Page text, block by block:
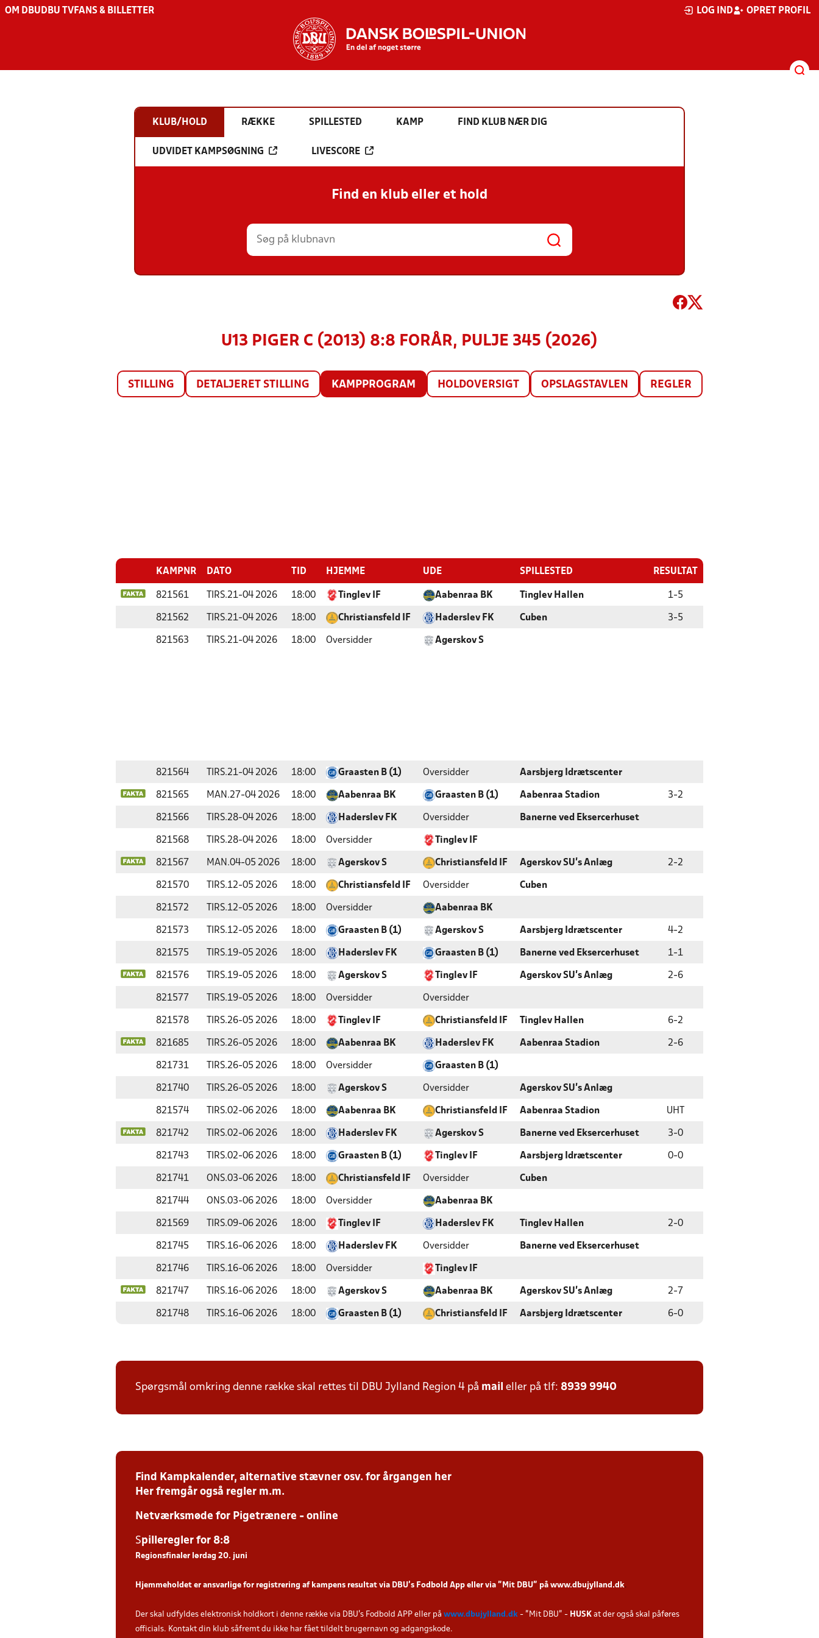
OM DBU DBU TV FANS & BILLETTER LOG IND OPRET PROFIL
KLUB/HOLD RÆKKE SPILLESTED KAMP FIND KLUB NÆR DIG
UDVIDET KAMPSØGNING LIVESCORE
Find en klub eller et hold
U13 PIGER C (2013) 8:8 FORÅR, PULJE 345 (2026)
STILLING DETALJERET STILLING KAMPPROGRAM HOLDOVERSIGT OPSLAGSTAVLEN REGLER
KAMPNR DATO TID HJEMME UDE SPILLESTED RESULTAT
821561 TIRS.21-04 2026 18:00 Tinglev IF Aabenraa BK Tinglev Hallen 1-5
821562 TIRS.21-04 2026 18:00 Christiansfeld IF Haderslev FK Cuben 3-5
821563 TIRS.21-04 2026 18:00 Oversidder Agerskov S
821564 TIRS.21-04 2026 18:00 Graasten B (1) Oversidder Aarsbjerg Idrætscenter
821565 MAN.27-04 2026 18:00 Aabenraa BK Graasten B (1) Aabenraa Stadion 3-2
821566 TIRS.28-04 2026 18:00 Haderslev FK Oversidder Banerne ved Eksercerhuset
821568 TIRS.28-04 2026 18:00 Oversidder Tinglev IF
821567 MAN.04-05 2026 18:00 Agerskov S Christiansfeld IF Agerskov SU's Anlæg 2-2
821570 TIRS.12-05 2026 18:00 Christiansfeld IF Oversidder Cuben
821572 TIRS.12-05 2026 18:00 Oversidder Aabenraa BK
821573 TIRS.12-05 2026 18:00 Graasten B (1) Agerskov S Aarsbjerg Idrætscenter 4-2
821575 TIRS.19-05 2026 18:00 Haderslev FK Graasten B (1) Banerne ved Eksercerhuset 1-1
821576 TIRS.19-05 2026 18:00 Agerskov S Tinglev IF Agerskov SU's Anlæg 2-6
821577 TIRS.19-05 2026 18:00 Oversidder Oversidder
821578 TIRS.26-05 2026 18:00 Tinglev IF Christiansfeld IF Tinglev Hallen 6-2
821685 TIRS.26-05 2026 18:00 Aabenraa BK Haderslev FK Aabenraa Stadion 2-6
821731 TIRS.26-05 2026 18:00 Oversidder Graasten B (1)
821740 TIRS.26-05 2026 18:00 Agerskov S Oversidder Agerskov SU's Anlæg
821574 TIRS.02-06 2026 18:00 Aabenraa BK Christiansfeld IF Aabenraa Stadion UHT
821742 TIRS.02-06 2026 18:00 Haderslev FK Agerskov S Banerne ved Eksercerhuset 3-0
821743 TIRS.02-06 2026 18:00 Graasten B (1) Tinglev IF Aarsbjerg Idrætscenter 0-0
821741 ONS.03-06 2026 18:00 Christiansfeld IF Oversidder Cuben
821744 ONS.03-06 2026 18:00 Oversidder Aabenraa BK
821569 TIRS.09-06 2026 18:00 Tinglev IF Haderslev FK Tinglev Hallen 2-0
821745 TIRS.16-06 2026 18:00 Haderslev FK Oversidder Banerne ved Eksercerhuset
821746 TIRS.16-06 2026 18:00 Oversidder Tinglev IF
821747 TIRS.16-06 2026 18:00 Agerskov S Aabenraa BK Agerskov SU's Anlæg 2- 7
821748 TIRS.16-06 2026 18:00 Graasten B (1) Christiansfeld IF Aarsbjerg Idrætscenter 6-0
Spørgsmål omkring denne række skal rettes til DBU Jylland Region 4 på mail eller på tlf: 8939 9940
Find Kampkalender, alternative stævner osv. for årgangen her
Her fremgår også regler m.m.
Netværksmøde for Pigetrænere - online
Spilleregler for 8:8
Regionsfinaler lørdag 20. juni
Hjemmeholdet er ansvarlige for registrering af kampens resultat via DBU’s Fodbold App eller via ”Mit DBU” på www.dbujylland.dk.
Der skal udfyldes elektronisk holdkort i denne række via DBU's Fodbold APP eller på www.dbujylland.dk - "Mit DBU" - HUSK at der også skal påføres
officials. Kontakt din klub såfremt du ikke har fået tildelt brugernavn og adgangskode.